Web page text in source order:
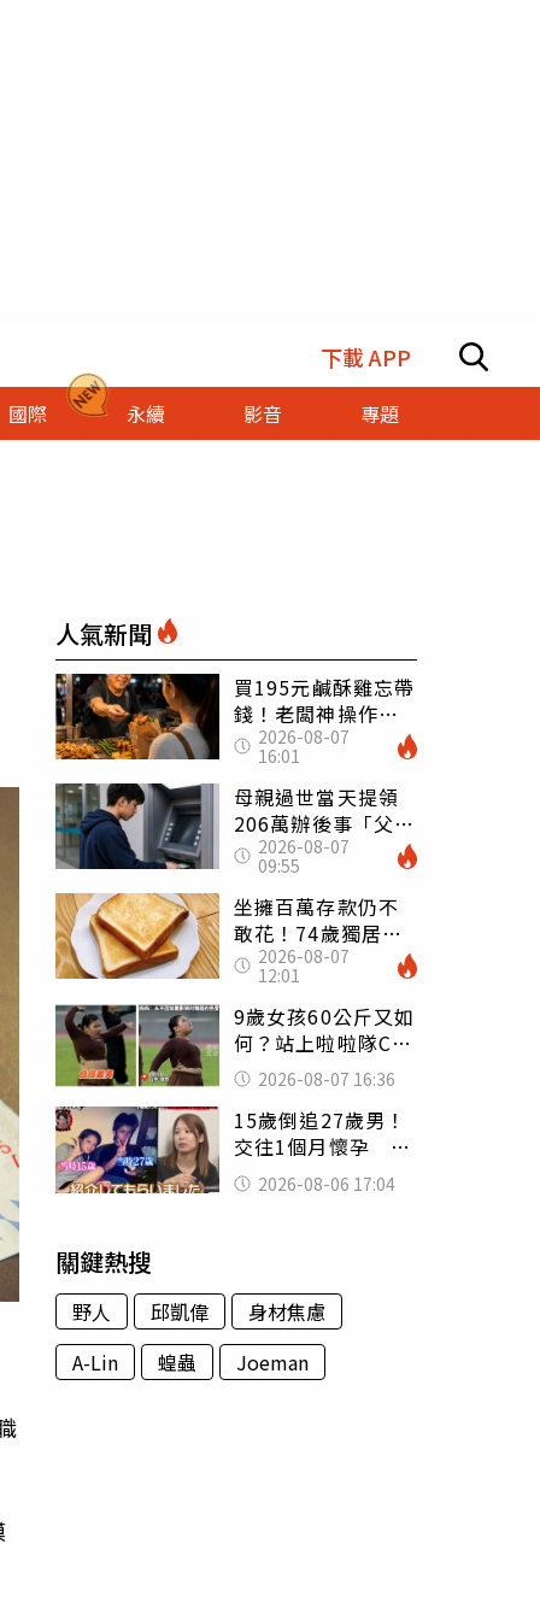
下載 APP
國際 永續 影音 專題
人氣新聞
買195元鹹酥雞忘帶
錢！老闆神操作
「倒找5元」 全網
看哭：這就是台灣
2026-08-07
16:01
母親過世當天提領
206萬辦後事「父子
遭判刑」 律師：
搶錢先下手是罪
2026-08-07
09:55
坐擁百萬存款仍不
敢花！74歲獨居翁
「1餐只吃1片吐
司」 半年後暴瘦
嚇壞女兒
2026-08-07
12:01
9歲女孩60公斤又如
何？站上啦啦隊C位
驚艷全場 千萬網
友被圈粉
2026-08-07 16:36
15歲倒追27歲男！
交往1個月懷孕 36
歲當阿嬤故事曝光
2026-08-06 17:04
關鍵熱搜
野人 邱凱偉
身材焦慮
A-Lin
蝗蟲 Joeman